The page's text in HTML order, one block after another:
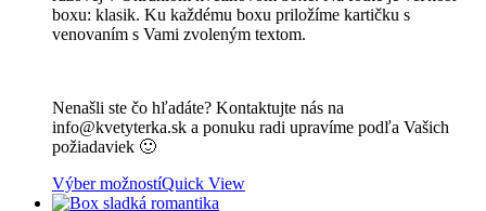
75.10 €
boxu: klasik. Ku každému boxu priložíme kartičku s
venovaním s Vami zvoleným textom.
Nenašli ste čo hľadáte? Kontaktujte nás na
info@kvetyterka.sk a ponuku radi upravíme podľa Vašich
požiadaviek 🙂
Výber možnostíQuick View